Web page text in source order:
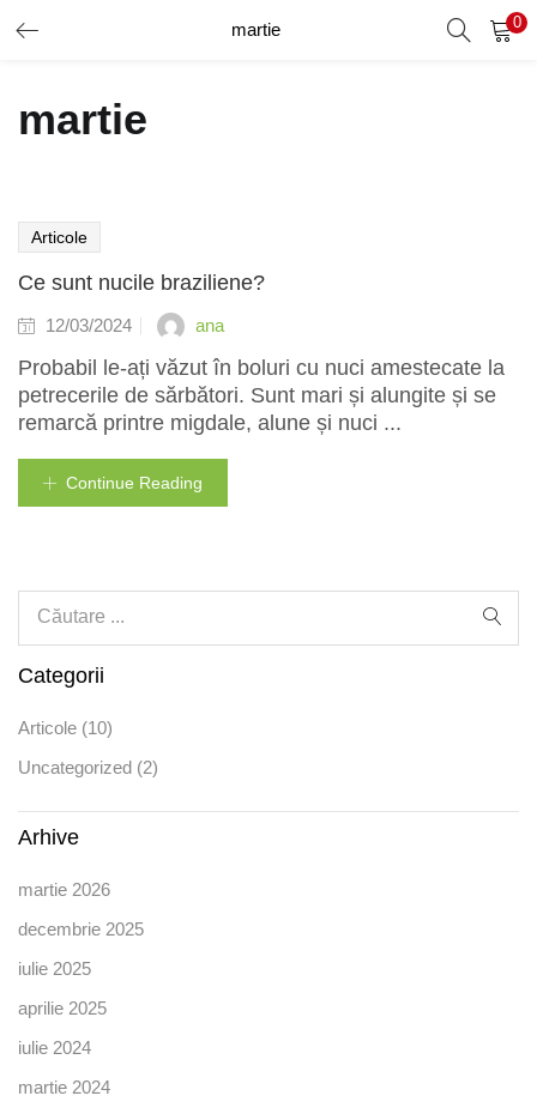
martie 0
AUTENTIFICARE ÎNREGISTRARE
Introduceți numele de utilizator și parola pentru a vă autentifica.
Amintește-ți de mine
Ai uitat parola?
martie
Articole
Ce sunt nucile braziliene?
12/03/2024 ana
Probabil le-ați văzut în boluri cu nuci amestecate la
petrecerile de sărbători. Sunt mari și alungite și se
remarcă printre migdale, alune și nuci ...
Continue Reading
Categorii
Articole (10)
Uncategorized (2)
Arhive
martie 2026
decembrie 2025
iulie 2025
aprilie 2025
iulie 2024
martie 2024